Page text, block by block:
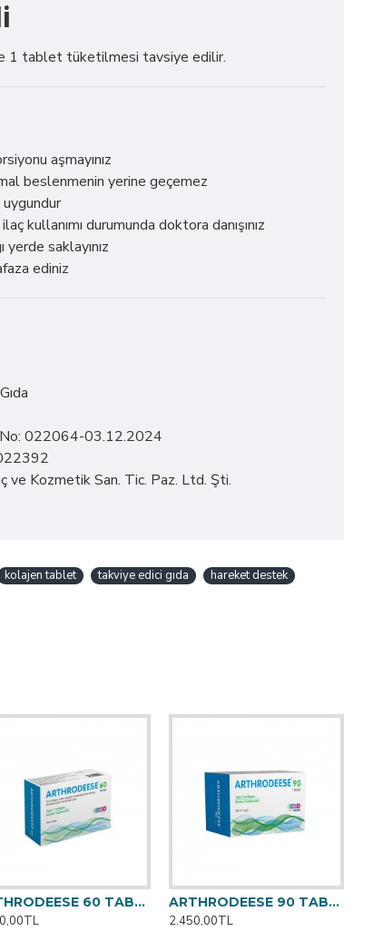
1 tablet tüketilmesi tavsiye edilir.
aşmayınız
beslenmenin yerine geçemez
uygundur
kullanımı durumunda doktora danışınız
yerde saklayınız
ediniz
No: 022064-03.12.2024
ve Kozmetik San. Tic. Paz. Ltd. Şti.
kolajen tablet takviye edici gıda
hareket destek
ARTHRODEESE 60 TABLET
ARTHRODEESE 90 TABLET
2.450,00TL